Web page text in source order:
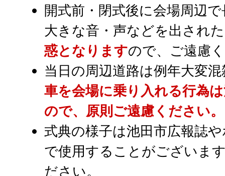
開式前・閉式後に会場周辺
大きな音・声などを出され
惑となりますので、ご遠慮
当日の周辺道路は例年大変
車を会場に乗り入れる行為
ので、原則ご遠慮ください。
式典の様子は池田市広報誌
で使用することがございま
ださい。